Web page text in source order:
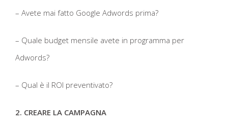
– Avete mai fatto Google Adwords prima?
– Quale budget mensile avete in programma per
Adwords?
– Qual è il ROI preventivato?
2. CREARE LA CAMPAGNA